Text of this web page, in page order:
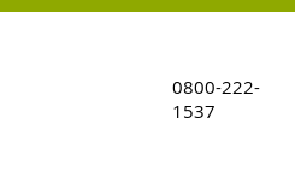
0800-222-
1537